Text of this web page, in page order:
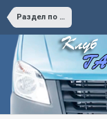
Раздел по ЗМЗ-406